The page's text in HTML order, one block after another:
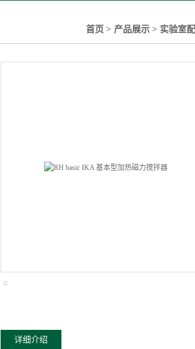
首页 > 产品展示 > 实验室
详细介绍